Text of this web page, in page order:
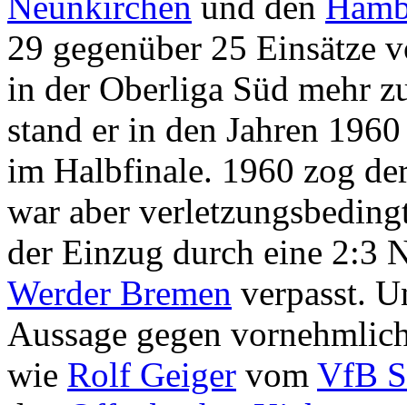
29 gegenüber 25 Einsätze
in der Oberliga Süd mehr
stand er in den Jahren
im Halbfinale. 1960 zog
war aber
der Einzug durch eine 2:3
Werder Bremen verpasst.
Aussage gegen
wie Rolf Geiger vom VfB